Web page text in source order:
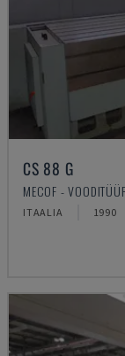
CS 88 G
MECOF -
ITAALIA 1990